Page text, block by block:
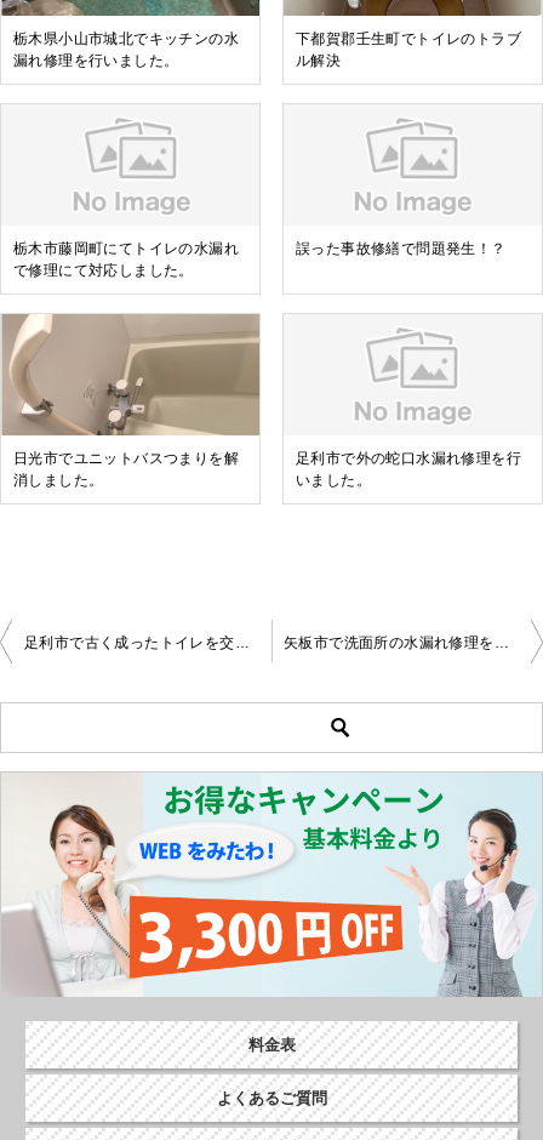
栃木県小山市城北でキッチンの水
漏れ修理を行いました。
下都賀郡壬生町でトイレのトラブ
ル解決
栃木市藤岡町にてトイレの水漏れ
で修理にて対応しました。
誤った事故修繕で問題発生！？
日光市でユニットバスつまりを解
消しました。
足利市で外の蛇口水漏れ修理を行
いました。
投
稿
ビ
ゲ
ー
シ
ョ
ン
料金表
よくあるご質問